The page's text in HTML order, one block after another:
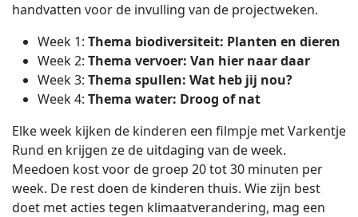
handvatten voor de invulling van de projectweken.
Week 1: Thema biodiversiteit: Planten en dieren
Week 2: Thema vervoer: Van hier naar daar
Week 3: Thema spullen: Wat heb jij nou?
Week 4: Thema water: Droog of nat
Elke week kijken de kinderen een filmpje met Varkentje
Rund en krijgen ze de uitdaging van de week.
Meedoen kost voor de groep 20 tot 30 minuten per
week. De rest doen de kinderen thuis. Wie zijn best
doet met acties tegen klimaatverandering, mag een